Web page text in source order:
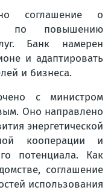
соглашение о
по повышению
Банк намерен
и адаптировать
и бизнеса.
с министром
Оно направлено
энергетической
кооперации и
потенциала. Как
соглашение
использования